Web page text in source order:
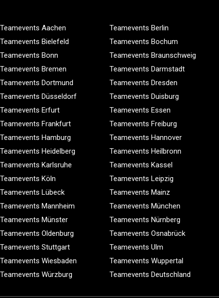
Teamevents Aachen
Teamevents Berlin
Teamevents Bielefeld
Teamevents Bochum
Teamevents Bonn
Teamevents Braunschweig
Teamevents Bremen
Teamevents Darmstadt
Teamevents Dortmund
Teamevents Dresden
Teamevents Düsseldorf
Teamevents Duisburg
Teamevents Erfurt
Teamevents Essen
Teamevents Frankfurt
Teamevents Freiburg
Teamevents Hamburg
Teamevents Hannover
Teamevents Heidelberg
Teamevents Heilbronn
Teamevents Karlsruhe
Teamevents Kassel
Teamevents Köln
Teamevents Leipzig
Teamevents Lübeck
Teamevents Mainz
Teamevents Mannheim
Teamevents München
Teamevents Münster
Teamevents Nürnberg
Teamevents Oldenburg
Teamevents Osnabrück
Teamevents Stuttgart
Teamevents Ulm
Teamevents Wiesbaden
Teamevents Wuppertal
Teamevents Würzburg
Teamevents Deutschland